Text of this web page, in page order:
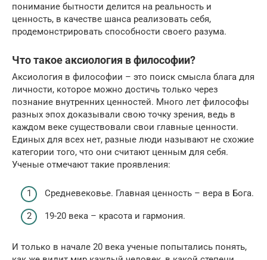
понимание бытности делится на реальность и
ценность, в качестве шанса реализовать себя,
продемонстрировать способности своего разума.
Что такое аксиология в философии?
Аксиология в философии – это поиск смысла блага для
личности, которое можно достичь только через
познание внутренних ценностей. Много лет философы
разных эпох доказывали свою точку зрения, ведь в
каждом веке существовали свои главные ценности.
Единых для всех нет, разные люди называют не схожие
категории того, что они считают ценным для себя.
Ученые отмечают такие проявления:
Средневековье. Главная ценность – вера в Бога.
19-20 века – красота и гармония.
И только в начале 20 века ученые попытались понять,